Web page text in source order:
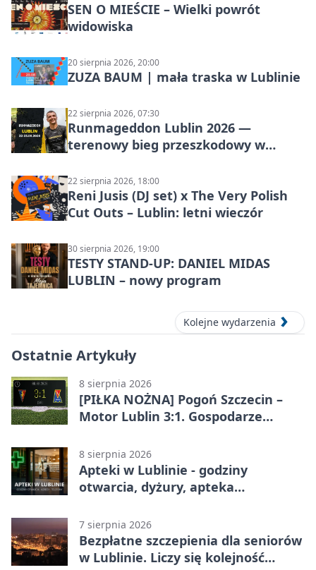
SEN O MIEŚCIE – Wielki powrót
widowiska
20 sierpnia 2026, 20:00
ZUZA BAUM | mała traska w Lublinie
22 sierpnia 2026, 07:30
Runmageddon Lublin 2026 —
terenowy bieg przeszkodowy w
22 sierpnia 2026, 18:00
Reni Jusis (DJ set) x The Very Polish
Cut Outs – Lublin: letni wieczór
30 sierpnia 2026, 19:00
TESTY STAND-UP: DANIEL MIDAS
LUBLIN – nowy program
Kolejne wydarzenia
Ostatnie Artykuły
8 sierpnia 2026
[PIŁKA NOŻNA] Pogoń Szczecin –
Motor Lublin 3:1. Gospodarze
Ekstraklasy
8 sierpnia 2026
Apteki w Lublinie - godziny
otwarcia, dyżury, apteka
7 sierpnia 2026
Bezpłatne szczepienia dla seniorów
w Lublinie. Liczy się kolejność